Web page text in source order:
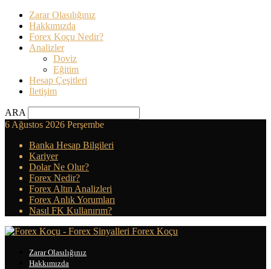
Zarar Olasılığınız
Hakkımızda
Forex Koçu Nedir?
Analizler
Doviz
Eğitim
Hesap Çeşitleri
İletişim
ARA
6 Ağustos 2026 Perşembe
Banka Hesap Bilgileri
Kariyer
Dolar Ne Olur?
Forex Nedir?
Forex Altın Analizleri
Forex Anlık Yorumları
Nasıl FK Kullanırım?
Forex Koçu
Zarar Olasılığınız
Hakkımızda